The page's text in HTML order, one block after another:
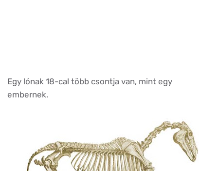
Egy lónak 18-cal több csontja van, mint egy
embernek.